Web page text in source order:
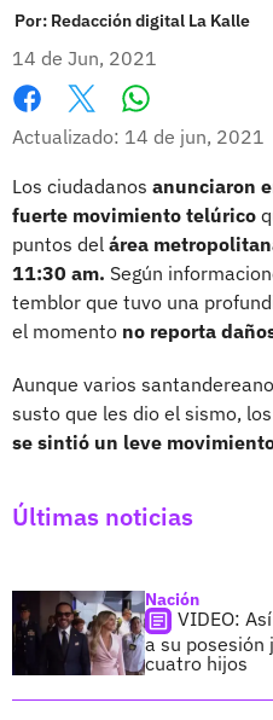
Por: Redacción digital La Kalle
14 de Jun, 2021
Facebook
X
Actualizado: 14 de jun, 2021
Los ciudadanos anunciaron
fuerte movimiento telúrico
puntos del área
11:30 am. Según
temblor que tuvo una
el momento no reporta
Aunque varios
susto que les dio el sismo, los
se sintió un leve
Últimas noticias
Nación
VIDEO:
a su posesión
cuatro hijos